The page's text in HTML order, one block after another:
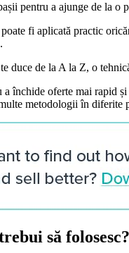
pentru a ajunge de la
fi aplicată practic
duce de la A la Z, o
închide oferte mai rapid
metodologii în diferite
să folosesc?